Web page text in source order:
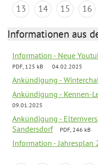
13
14 15 16
Informationen aus
Information - Neue
PDF, 125 kB 04.02.2025
Ankündigung -
Ankündigung - Kennen-
09.01.2025
Ankündigung -
Sandersdorf
PDF, 246 kB
Information - Jahresplan